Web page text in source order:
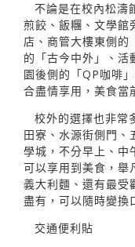
不論是在校內松濤
煎餃、飯糰、文學館
店、商管大樓東側的
的「古今中外」、活
園後側的「QP咖啡
合盡情享用，美食當
校外的選擇也非常
田寮、水源街側門、
學城，不分早上、中
可以享用到美食，舉
義大利麵、還有最受
盡有，可以隨時變換
交通便利貼